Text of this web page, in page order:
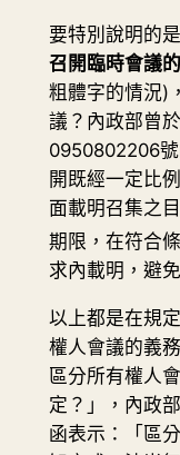
要特別說明的
召開臨時會議
粗體字的情況)
議？內政部曾
0950802206
開既經一定比
面載明召集之
期限，在符合
求內載明，避
以上都是在規
權人會議的義
區分所有權人
定？」，內政
函表示：「區